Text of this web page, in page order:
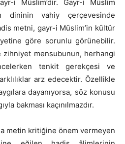
i Müslim’dir. Gayr-i Müslim
dininin vahiy çerçevesinde
metni, gayr-i Müslim’in kültür
göre sorunlu görünebilir.
zihniyet mensubunun, herhangi
tenkit gerekçesi ve
arz edecektir. Özellikle
dayanıyorsa, söz konusu
bakması kaçınılmazdır.
metin kritiğine önem vermeyen